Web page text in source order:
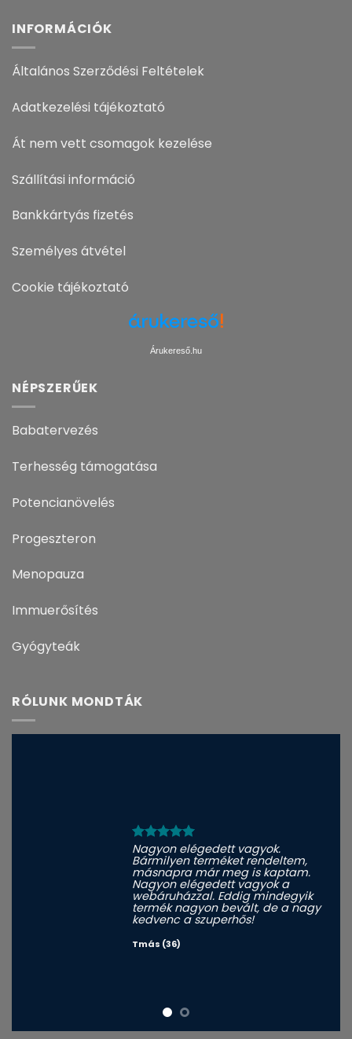
INFORMÁCIÓK
Általános Szerződési Feltételek
Adatkezelési tájékoztató
Át nem vett csomagok kezelése
Szállítási információ
Bankkártyás fizetés
Személyes átvétel
Cookie tájékoztató
Árukereső.hu
NÉPSZERŰEK
Babatervezés
Terhesség támogatása
Potencianövelés
Progeszteron
Menopauza
Immuerősítés
Gyógyteák
RÓLUNK MONDTÁK
Nagyon elégedett vagyok.
Bármilyen terméket rendeltem,
másnapra már meg is kaptam.
Nagyon elégedett vagyok a
webáruházzal. Eddig mindegyik
termék nagyon bevált, de a nagy
kedvenc a szuperhős!
Tmás (36)